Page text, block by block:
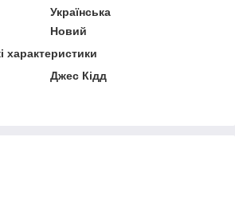
Українська
Новий
характеристики
Джес Кідд